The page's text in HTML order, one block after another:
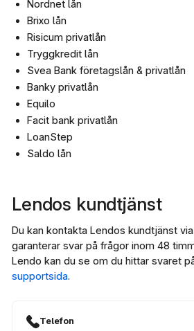
Nordnet lån
Brixo lån
Risicum privatlån
Tryggkredit lån
Svea Bank företagslån & privatlån
Banky privatlån
Equilo
Facit bank privatlån
LoanStep
Saldo lån
Lendos kundtjänst
Du kan kontakta Lendos kundtjänst
garanterar svar på frågor inom 48
Lendo kan du se om du hittar svaret
supportsida.
Telefon